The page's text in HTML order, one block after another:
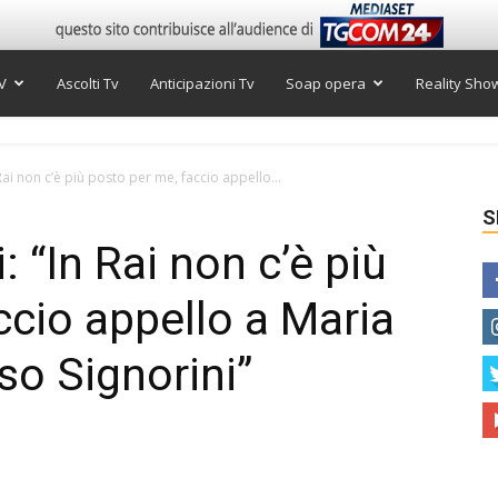
Ascolti Tv Anticipazioni Tv Soap opera Reality
non c’è più posto per me, faccio appello...
Rai non c’è più
appello a Maria
Signorini”